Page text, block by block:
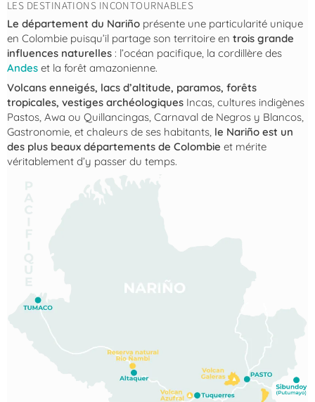
LES DESTINATIONS INCONTOURNABLES
Le département du Nariño présente une particularité unique
en Colombie puisqu’il partage son territoire en trois grande
influences naturelles : l’océan pacifique, la cordillère des
Andes et la forêt amazonienne.
Volcans enneigés, lacs d’altitude, paramos, forêts
tropicales, vestiges archéologiques Incas, cultures indigènes
Pastos, Awa ou Quillancingas, Carnaval de Negros y Blancos,
Gastronomie, et chaleurs de ses habitants, le Nariño est un
des plus beaux départements de Colombie et mérite
véritablement d’y passer du temps.